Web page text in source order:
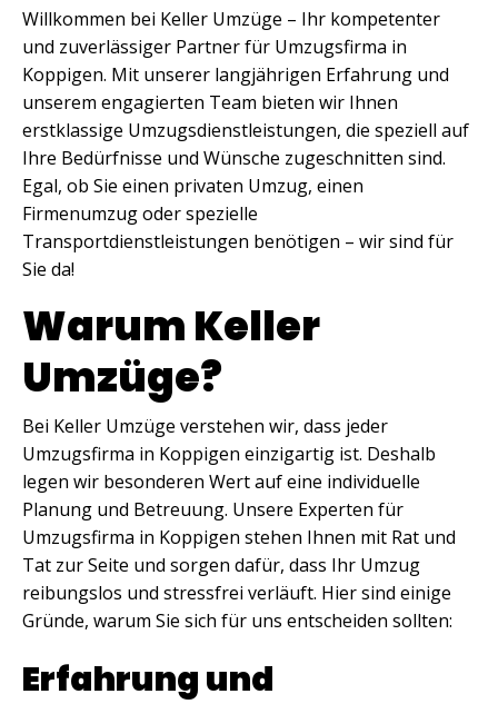
Willkommen bei Keller Umzüge – Ihr kompetenter
und zuverlässiger Partner für Umzugsfirma in
Koppigen. Mit unserer langjährigen Erfahrung und
unserem engagierten Team bieten wir Ihnen
erstklassige Umzugsdienstleistungen, die speziell auf
Ihre Bedürfnisse und Wünsche zugeschnitten sind.
Egal, ob Sie einen privaten Umzug, einen
Firmenumzug oder spezielle
Transportdienstleistungen benötigen – wir sind für
Sie da!
Warum Keller
Umzüge?
Bei Keller Umzüge verstehen wir, dass jeder
Umzugsfirma in Koppigen einzigartig ist. Deshalb
legen wir besonderen Wert auf eine individuelle
Planung und Betreuung. Unsere Experten für
Umzugsfirma in Koppigen stehen Ihnen mit Rat und
Tat zur Seite und sorgen dafür, dass Ihr Umzug
reibungslos und stressfrei verläuft. Hier sind einige
Gründe, warum Sie sich für uns entscheiden sollten:
Erfahrung und